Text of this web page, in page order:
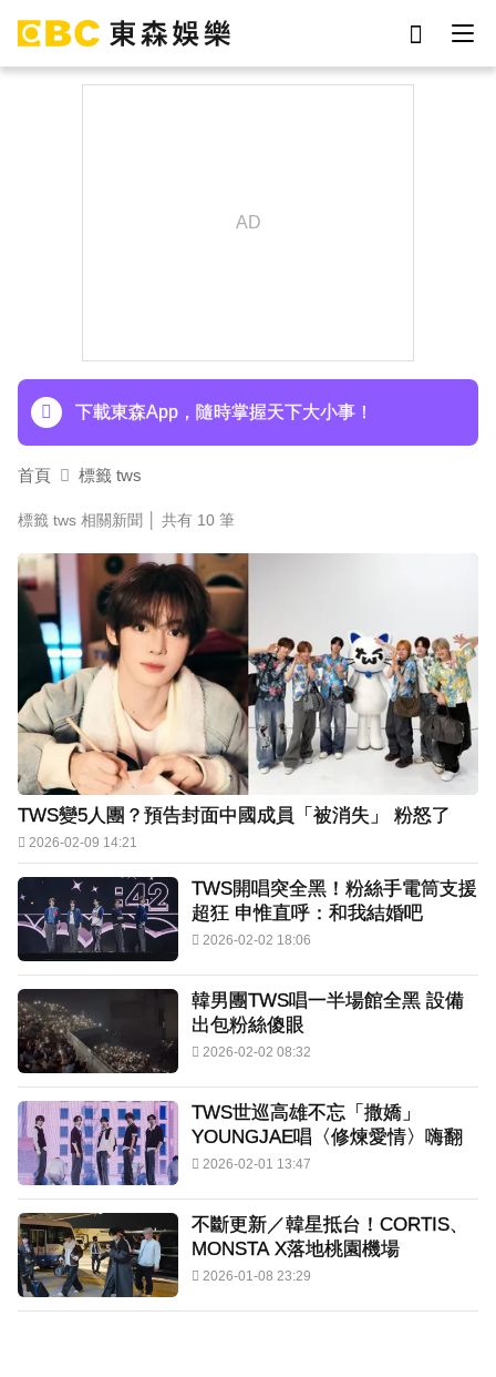
下載東森App，隨時掌握天下大小事！
首頁 標籤 tws
標籤 tws 相關新聞 │ 共有 10 筆
TWS變5人團？預告封面中國成員「被消失」 粉怒了
2026-02-09 14:21
TWS開唱突全黑！粉絲手電筒支援
超狂 申惟直呼：和我結婚吧
2026-02-02 18:06
韓男團TWS唱一半場館全黑 設備
出包粉絲傻眼
2026-02-02 08:32
TWS世巡高雄不忘「撒嬌」
YOUNGJAE唱〈修煉愛情〉嗨翻
2026-02-01 13:47
不斷更新／韓星抵台！CORTIS、
MONSTA X落地桃園機場
2026-01-08 23:29